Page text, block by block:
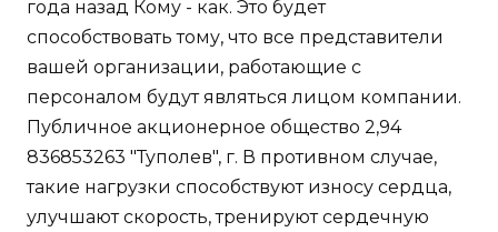
года назад Кому - как. Это будет
способствовать тому, что все представители
вашей организации, работающие с
персоналом будут являться лицом компании.
Публичное акционерное общество 2,94
836853263 "Туполев", г. В противном случае,
такие нагрузки способствуют износу сердца,
улучшают скорость, тренируют сердечную